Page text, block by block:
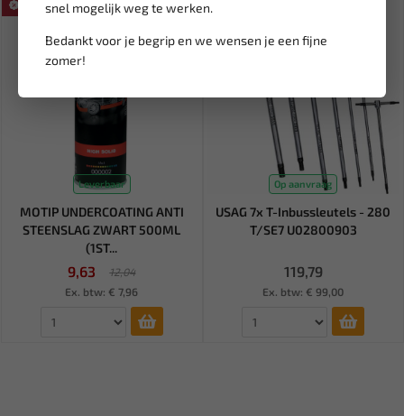
snel mogelijk weg te werken.
Bedankt voor je begrip en we wensen je een fijne
zomer!
Leverbaar
MOTIP UNDERCOATING ANTI
STEENSLAG ZWART 500ML
(1ST...
9,63
12,04
Ex. btw: € 7,96
Op aanvraag
USAG 7x T-Inbussleutels - 280
T/SE7 U02800903
119,79
Ex. btw: € 99,00